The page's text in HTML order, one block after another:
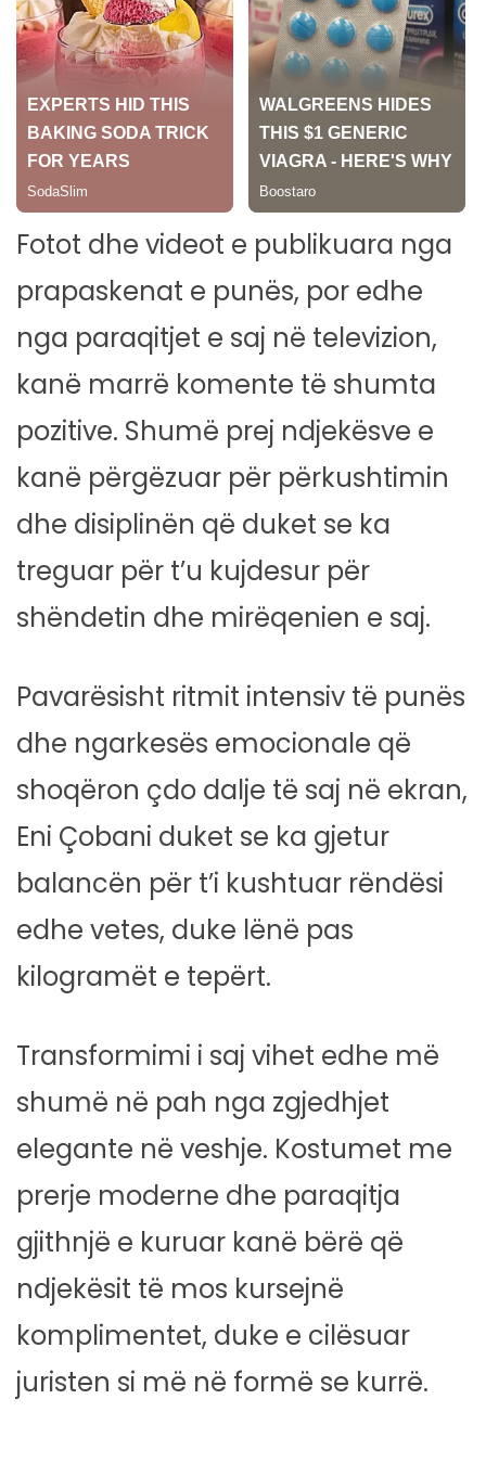
Fotot dhe videot e publikuara nga
prapaskenat e punës, por edhe
nga paraqitjet e saj në televizion,
kanë marrë komente të shumta
pozitive. Shumë prej ndjekësve e
kanë përgëzuar për përkushtimin
dhe disiplinën që duket se ka
treguar për t’u kujdesur për
shëndetin dhe mirëqenien e saj.
Pavarësisht ritmit intensiv të punës
dhe ngarkesës emocionale që
shoqëron çdo dalje të saj në ekran,
Eni Çobani duket se ka gjetur
balancën për t’i kushtuar rëndësi
edhe vetes, duke lënë pas
kilogramët e tepërt.
Transformimi i saj vihet edhe më
shumë në pah nga zgjedhjet
elegante në veshje. Kostumet me
prerje moderne dhe paraqitja
gjithnjë e kuruar kanë bërë që
ndjekësit të mos kursejnë
komplimentet, duke e cilësuar
juristen si më në formë se kurrë.